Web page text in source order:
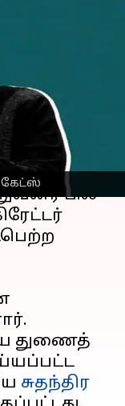
கேட்ஸ்
03:53 pm
பில்
துணைத்
சுதந்திர